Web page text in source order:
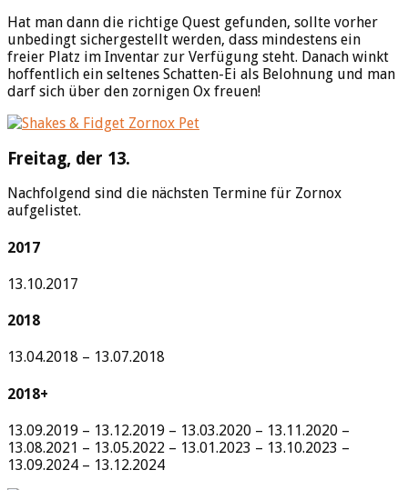
Hat man dann die richtige Quest gefunden, sollte vorher
unbedingt sichergestellt werden, dass mindestens ein
freier Platz im Inventar zur Verfügung steht. Danach winkt
hoffentlich ein seltenes Schatten-Ei als Belohnung und man
darf sich über den zornigen Ox freuen!
Freitag, der 13.
Nachfolgend sind die nächsten Termine für Zornox
aufgelistet.
2017
13.10.2017
2018
13.04.2018 – 13.07.2018
2018+
13.09.2019 – 13.12.2019 – 13.03.2020 – 13.11.2020 –
13.08.2021 – 13.05.2022 – 13.01.2023 – 13.10.2023 –
13.09.2024 – 13.12.2024